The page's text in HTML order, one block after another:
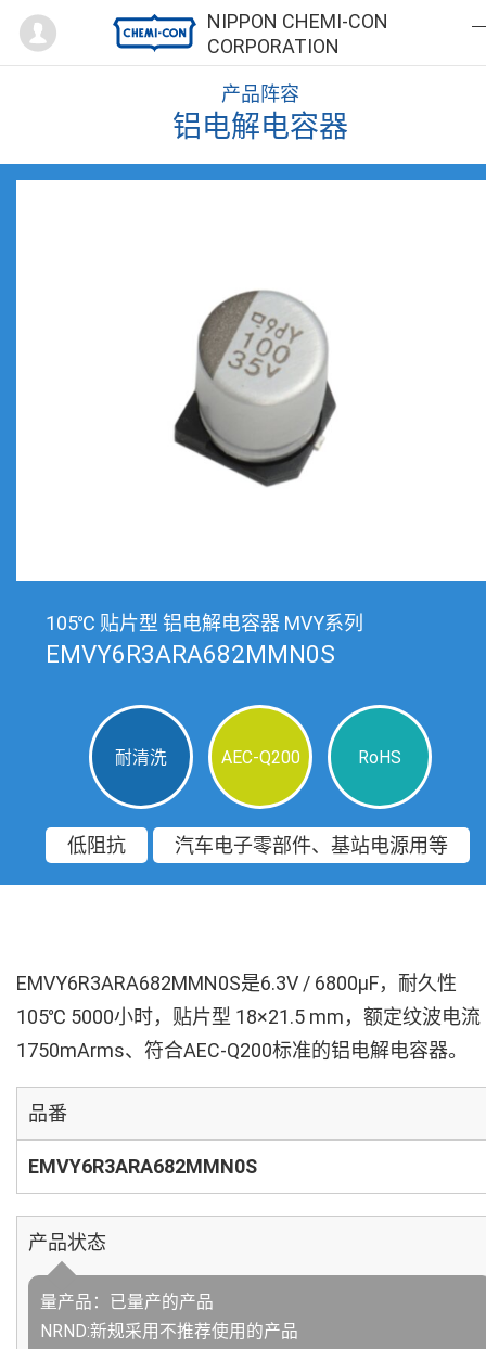
NIPPON CHEMI-CON
CORPORATION
Mypage
产品阵容
铝电解电容器
105℃ 贴片型 铝电解电容器 MVY系列
EMVY6R3ARA682MMN0S
耐清洗 AEC-Q200 RoHS
低阻抗 汽车电子零部件、基站电源用等
EMVY6R3ARA682MMN0S是6.3V / 6800µF，耐久性
105℃ 5000小时，贴片型 18×21.5 mm，额定纹波电流
1750mArms、符合AEC-Q200标准的铝电解电容器。
品番
EMVY6R3ARA682MMN0S
产品状态
量产品：已量产的产品
NRND:新规采用不推荐使用的产品